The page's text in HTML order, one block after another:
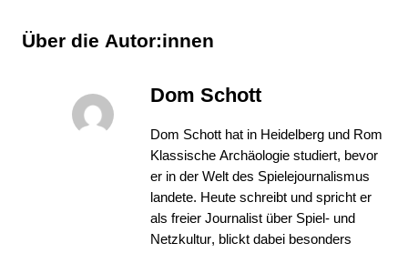
Über die Autor:innen
Dom Schott
Dom Schott hat in Heidelberg und Rom
Klassische Archäologie studiert, bevor
er in der Welt des Spielejournalismus
landete. Heute schreibt und spricht er
als freier Journalist über Spiel- und
Netzkultur, blickt dabei besonders